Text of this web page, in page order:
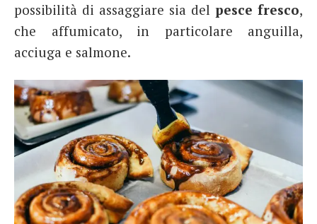
possibilità di assaggiare sia del pesce fresco,
che affumicato, in particolare anguilla,
acciuga e salmone.